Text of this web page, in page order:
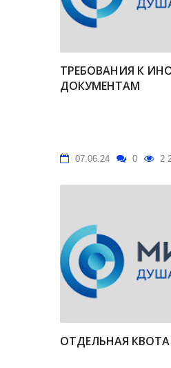
ТРЕБОВАНИЯ К
ДОКУМЕНТАМ
07.06.24 0 2
ОТДЕЛЬНАЯ КВОТА